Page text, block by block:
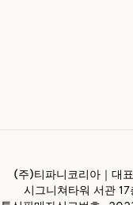
(주)티파니코리아｜대
시그니쳐타워 서관